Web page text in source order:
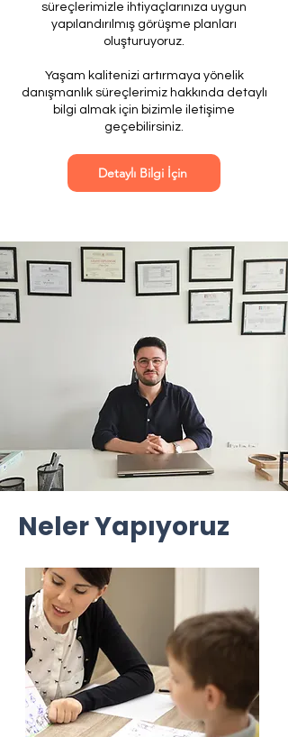
süreçlerimizle ihtiyaçlarınıza uygun
yapılandırılmış görüşme planları
oluşturuyoruz.
Yaşam kalitenizi artırmaya yönelik
danışmanlık süreçlerimiz hakkında detaylı
bilgi almak için bizimle iletişime
geçebilirsiniz.
Detaylı Bilgi İçin
Neler Yapıyoruz